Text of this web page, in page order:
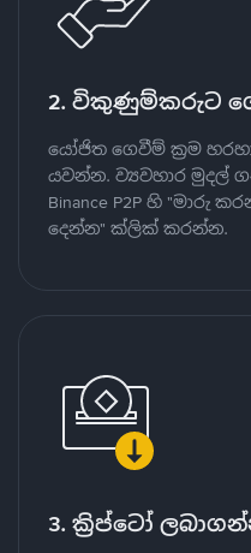
2. විකුණුම්කරුට
යෝජිත ගෙවීම් ක්‍රම
යවන්න. ව්‍යවහාර මුදල්
Binance P2P හි "මාරු
දෙන්න" ක්ලික් කරන්න.
3. ක්‍රිප්ටෝ